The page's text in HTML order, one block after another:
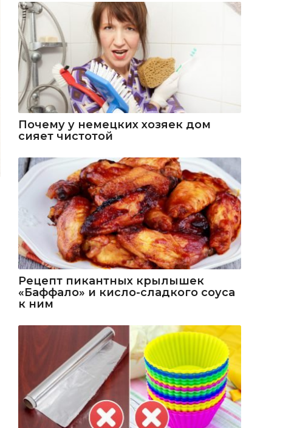
Почему у немецких хозяек дом
сияет чистотой
Рецепт пикантных крылышек
«Баффало» и кисло-сладкого соуса
к ним